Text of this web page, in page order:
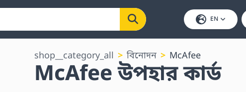
EN
shop__category_all বিনোদন McAfee
McAfee উপহার কার্ড